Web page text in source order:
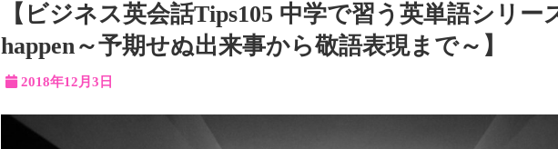
【ビジネス英会話Tips105 中学で習う英単語シリー
happen～予期せぬ出来事から敬語表現まで～】
2018年12月3日